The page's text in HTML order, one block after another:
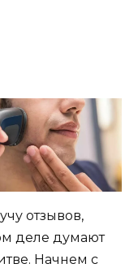
отзывов,
деле думают
Начнем с